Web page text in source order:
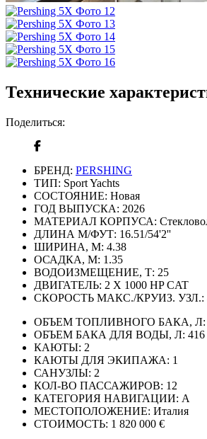
Технические
Поделиться:
БРЕНД: PERSHING
ТИП: Sport Yachts
СОСТОЯНИЕ: Новая
ГОД ВЫПУСКА: 2026
МАТЕРИАЛ КОРПУСА:
ДЛИНА М/ФУТ: 16.51/54'2''
ШИРИНА, М: 4.38
ОСАДКА, М: 1.35
ВОДОИЗМЕЩЕНИЕ, Т: 25
ДВИГАТЕЛЬ: 2 X 1000 HP CAT
СКОРОСТЬ МАКС./КРУИЗ. УЗЛ.:
ОБЪЕМ ТОПЛИВНОГО БАКА, Л:
ОБЪЕМ БАКА ДЛЯ ВОДЫ, Л: 416
КАЮТЫ: 2
КАЮТЫ ДЛЯ ЭКИПАЖА: 1
САНУЗЛЫ: 2
КОЛ-ВО ПАССАЖИРОВ: 12
КАТЕГОРИЯ НАВИГАЦИИ: A
МЕСТОПОЛОЖЕНИЕ: Италия
СТОИМОСТЬ: 1 820 000 €